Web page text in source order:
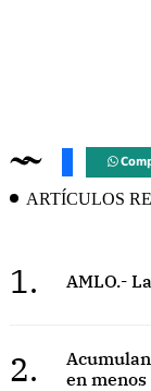
ARTÍCULOS
1. AMLO.-
2.
en